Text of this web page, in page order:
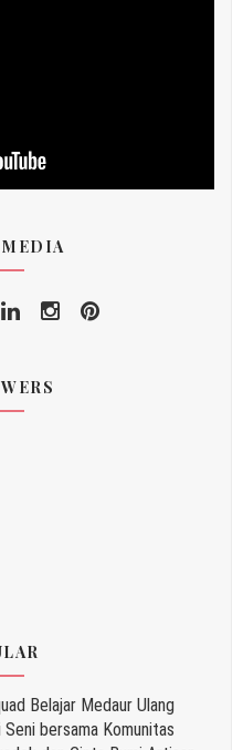
Belajar Medaur Ulang
Seni bersama Komunitas